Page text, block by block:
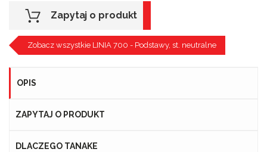
Zapytaj o produkt
Zobacz wszystkie LINIA 700 - Podstawy, st. neutralne
OPIS
ZAPYTAJ O PRODUKT
DLACZEGO TANAKE